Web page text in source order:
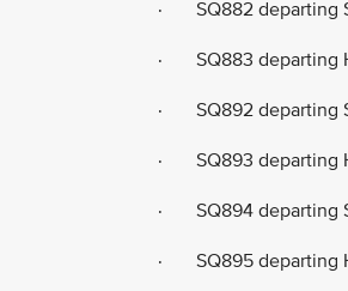
· SQ882 departing
· SQ883 departing
· SQ892 departing
· SQ893 departing
· SQ894 departing
· SQ895 departing